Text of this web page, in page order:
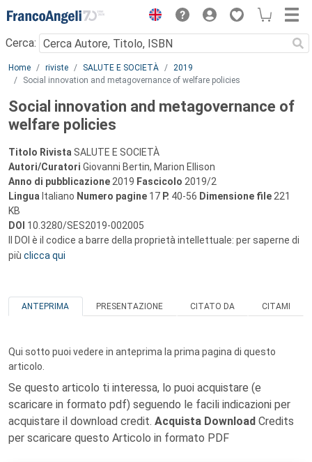
Menu
Cerca:
Main content
Home riviste SALUTE E SOCIETÀ
2019
Social innovation and metagovernance of welfare policies
Social innovation and metagovernance of
welfare policies
Titolo Rivista SALUTE E SOCIETÀ
Autori/Curatori Giovanni Bertin, Marion Ellison
Anno di pubblicazione 2019 Fascicolo 2019/2
Lingua Italiano Numero pagine 17 P. 40-56 Dimensione file 221
KB
DOI 10.3280/SES2019-002005
Il DOI è il codice a barre della proprietà intellettuale: per saperne di
più clicca qui
ANTEPRIMA PRESENTAZIONE CITATO DA CITAMI
Qui sotto puoi vedere in anteprima la prima pagina di questo
articolo.
Se questo articolo ti interessa, lo puoi acquistare (e
scaricare in formato pdf) seguendo le facili indicazioni per
acquistare il download credit. Acquista Download Credits
per scaricare questo Articolo in formato PDF